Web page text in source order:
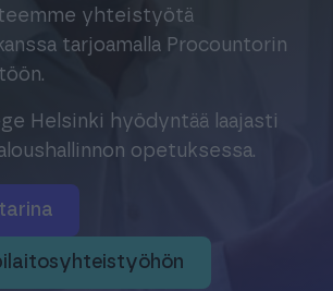
Tilaa Procountor
Kokeile maksutta
Kirjaudu
yhteistyötä
tarjoamalla Procountorin
Helsinki hyödyntää laajasti
opetuksessa.